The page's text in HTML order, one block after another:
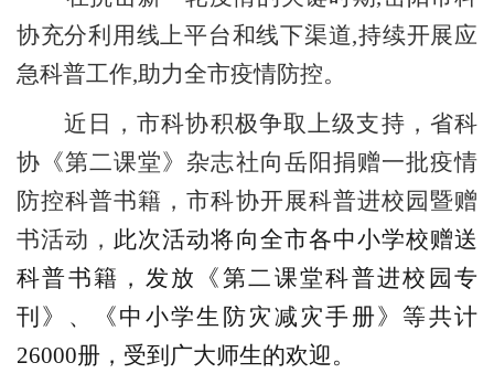
协充分利用线上平台和线下渠道,持续开展应
急科普工作,助力全市疫情防控。
近日，市科协积极争取上级支持，省科
协《第二课堂》杂志社向岳阳捐赠一批疫情
防控科普书籍，市科协开展科普进校园暨赠
书活动， 此次活动将向全市各中小学校赠送
科普书籍，发放《 第二课堂科普进校园专
刊 》、《中小学生 防灾减灾手册》等共计
26000册 ， 受到广大师生的欢迎。